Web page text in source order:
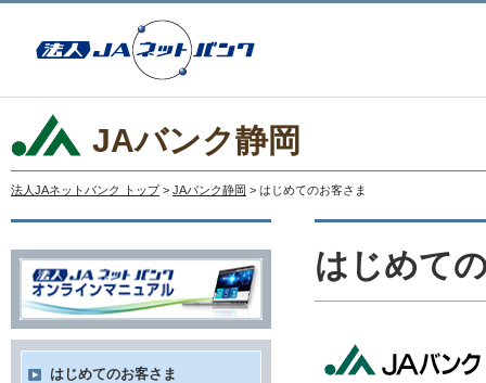
JAバンク静岡
法人JAネットバンク トップ > JAバンク静岡 > はじめてのお客さま
はじめて
はじめてのお客さま